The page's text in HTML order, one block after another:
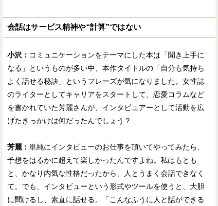
会話はサービス精神や“計算”ではない
小沢： コミュニケーションをテーマにした本は「聞き上手に
なる」というものが多い中、本作タイトルの「自分も気持ち
よく話せる秘訣」というフレーズが気になりました。女性誌
のライターとしてキャリアをスタートして、恋愛コラムなど
を書かれていた芳麗さんが、インタビュアーとして活動を広
げたきっかけは何だったんでしょう？
芳麗： 単純にインタビューのお仕事を頂いてやってみたら、
予想をはるかに超えて楽しかったんですよね。私はもとも
と、かなり内気な性格だったから、人とうまく会話できなく
て。でも、インタビューという形式やツールを使うと、大胆
に聞けるし、素直に話せる。「こんなふうに人と話ができる